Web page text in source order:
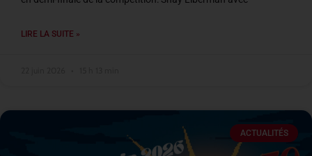
LIRE LA SUITE »
ACTUALITÉS